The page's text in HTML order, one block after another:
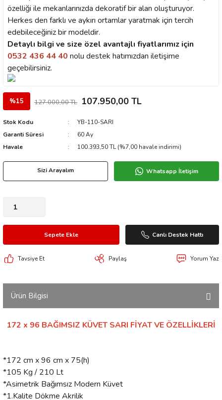
özelliği ile mekanlarınızda dekoratif bir alan oluşturuyor.
Herkes den farklı ve aykırı ortamlar yaratmak için tercih
edebileceğiniz bir modeldir.
Detaylı bilgi ve size özel avantajlı fiyatlarımız için
0532 436 44 40 nolu destek hatımızdan iletişime
geçebilirsiniz.
%15 127.000,00 TL 107.950,00 TL
Stok Kodu
YB-110-SARI
Garanti Süresi
60 Ay
Havale
100.393,50 TL (%7,00 havale indirimi)
Sizi Arayalım Whatsapp İletişim
Sepete Ekle Canlı Destek Hattı
Tavsiye Et Paylaş Yorum Yaz
Ürün Bilgisi
172 x 96 BAĞIMSIZ KÜVET SARI FİYAT VE ÖZELLİKLERİ
*172 cm x 96 cm x 75(h)
*105 Kg / 210 Lt
*Asimetrik Bağımsız Modern Küvet
*1.Kalite Dökme Akrilik